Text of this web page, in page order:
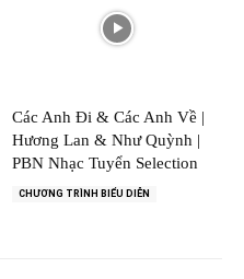
Các Anh Đi & Các Anh Về |
Hương Lan & Như Quỳnh |
PBN Nhạc Tuyển Selection
CHƯƠNG TRÌNH BIỂU DIỄN